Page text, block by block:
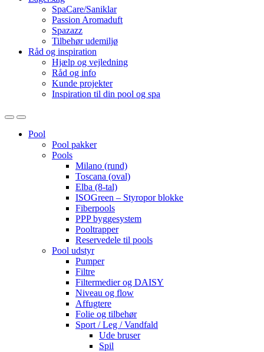
SpaCare/Saniklar
Passion Aromaduft
Spazazz
Tilbehør udemiljø
Råd og inspiration
Hjælp og vejledning
Råd og info
Kunde projekter
Inspiration til din pool og spa
OpenClose
Pool
Pool pakker
Pools
Milano (rund)
Toscana (oval)
Elba (8-tal)
ISOGreen – Styropor blokke
Fiberpools
PPP byggesystem
Pooltrapper
Reservedele til pools
Pool udstyr
Pumper
Filtre
Filtermedier og DAISY
Niveau og flow
Affugtere
Folie og tilbehør
Sport / Leg / Vandfald
Ude bruser
Spil